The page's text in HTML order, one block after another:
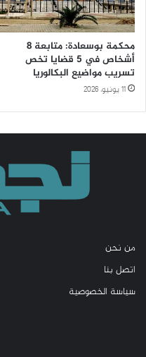
محكمة بوسعادة: متابعة 8
أشخاص في 5 قضايا تخص
تسريب مواضيع البكالوريا
11 يونيو، 2026
من نحن
اتصل بنا
سياسة الخصوصية